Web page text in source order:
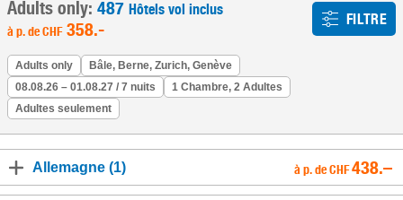
Adults only: 487 Hôtels vol inclus
à p. deCHF 358.- FILTRE
Adults only
Bâle, Berne, Zurich, Genève
08.08.26 – 01.08.27 / 7 nuits
1 Chambre, 2 Adultes
Adultes seulement
Allemagne (1) à p. de CHF438.–